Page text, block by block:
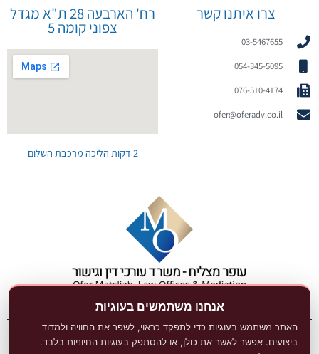
אנחנו משתמשים בעוגיות
האתר משתמש בעוגיות כדי לתפקד כראוי, לשפר את החוויה ולמדוד
ביצועים. אפשר לאשר את כולן, או להסתפק בעוגיות החיוניות בלבד.
צרו איתנו קשר
03-5467655
054-345-5095
076-510-4174
ofer@oferadv.co.il
רח' הארבעה 28 ת"א מגדל
צפוני קומה 5
2 דקות הליכה מרכבת השלום